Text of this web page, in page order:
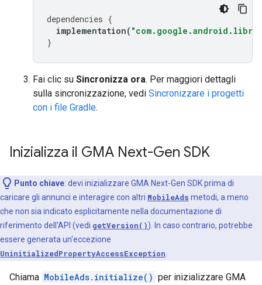
dependencies {
implementation(
}
Fai clic su Sincronizza ora. Per maggiori dettagli
sulla sincronizzazione, vedi Sincronizzare i progetti
con i file Gradle.
Inizializza il GMA Next-Gen SDK
Punto chiave: devi inizializzare GMA Next-Gen SDKprima di
caricare gli annunci e interagire con altri MobileAds metodi, a meno
che non sia indicato esplicitamente nella documentazione di
riferimento dell'API (vedi getVersion()). In caso contrario, potrebbe
essere generata un'eccezione
UninitializedPropertyAccessException
Chiama MobileAds.initialize() per inizializzare GMA